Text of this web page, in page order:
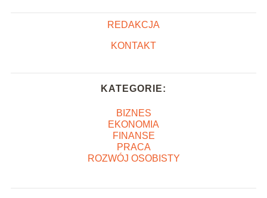
REDAKCJA
KONTAKT
KATEGORIE:
BIZNES
EKONOMIA
FINANSE
PRACA
ROZWÓJ OSOBISTY